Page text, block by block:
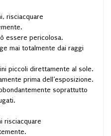
risciacquare
essere pericolosa.
mai totalmente dai raggi
piccoli direttamente al sole.
prima dell’esposizione.
soprattutto
risciacquare